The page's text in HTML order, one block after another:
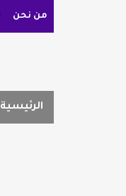
من نحن
الرئيسية